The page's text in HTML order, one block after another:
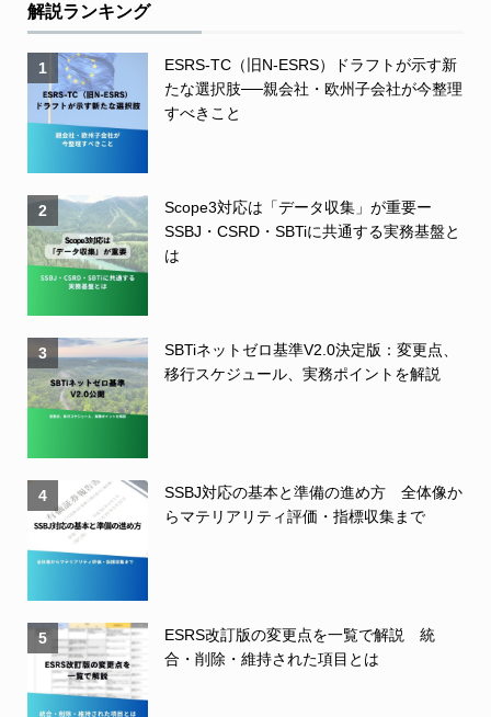
解説ランキング
1
ESRS-TC（旧N-ESRS）ドラフトが示す新
たな選択肢──親会社・欧州子会社が今整理
すべきこと
2
Scope3対応は「データ収集」が重要ー
SSBJ・CSRD・SBTiに共通する実務基盤と
は
3
SBTiネットゼロ基準V2.0決定版：変更点、
移行スケジュール、実務ポイントを解説
4
SSBJ対応の基本と準備の進め方 全体像か
らマテリアリティ評価・指標収集まで
5
ESRS改訂版の変更点を一覧で解説 統
合・削除・維持された項目とは